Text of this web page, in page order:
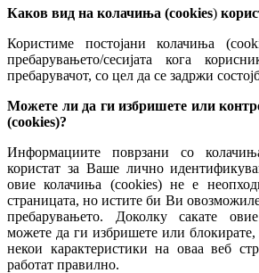
Каков вид на колачиња (cookies)
Користиме постојани колачиња
пребарувањето/сесијата кога
пребарувачот, со цел да се задржи
Можете ли да ги избришете или
(cookies)?
Информациите поврзани со
користат за Ваше лично
овие колачиња (cookies) не е
страницата, но истите би Ви
пребарувањето. Доколку сакате
можете да ги избришете или блокирате,
некои карактеристики на оваа веб
работат правилно.